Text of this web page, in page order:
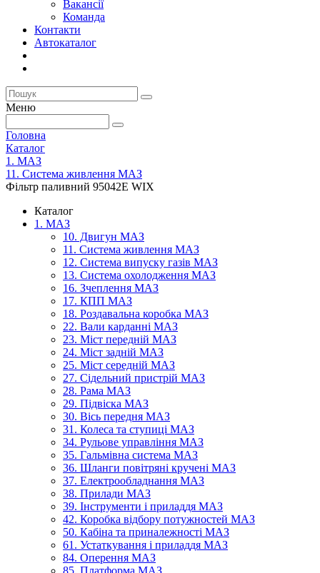
Вакансії
Команда
Контакти
Автокаталог
Меню
Головна
Каталог
1. МАЗ
11. Система живлення МАЗ
Фільтр паливний 95042Е WIX
Каталог
1. МАЗ
10. Двигун МАЗ
11. Система живлення МАЗ
12. Система випуску газів МАЗ
13. Система охолодження МАЗ
16. Зчеплення МАЗ
17. КПП МАЗ
18. Роздавальна коробка МАЗ
22. Вали карданні МАЗ
23. Міст передній МАЗ
24. Міст задній МАЗ
25. Міст середній МАЗ
27. Сідельний пристрій МАЗ
28. Рама МАЗ
29. Підвіска МАЗ
30. Вісь передня МАЗ
31. Колеса та ступиці МАЗ
34. Рульове управління МАЗ
35. Гальмівна система МАЗ
36. Шланги повітряні кручені МАЗ
37. Електрообладнання МАЗ
38. Прилади МАЗ
39. Інструменти і приладдя МАЗ
42. Коробка відбору потужностей МАЗ
50. Кабіна та приналежності МАЗ
61. Устаткування і приладдя МАЗ
84. Оперення МАЗ
85. Платформа МАЗ